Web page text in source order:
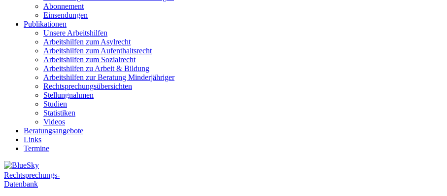
Abonnement
Einsendungen
Publikationen
Unsere Arbeitshilfen
Arbeitshilfen zum Asylrecht
Arbeitshilfen zum Aufenthaltsrecht
Arbeitshilfen zum Sozialrecht
Arbeitshilfen zu Arbeit & Bildung
Arbeitshilfen zur Beratung Minderjähriger
Rechtsprechungsübersichten
Stellungnahmen
Studien
Statistiken
Videos
Beratungsangebote
Links
Termine
Rechtsprechungs-
Datenbank